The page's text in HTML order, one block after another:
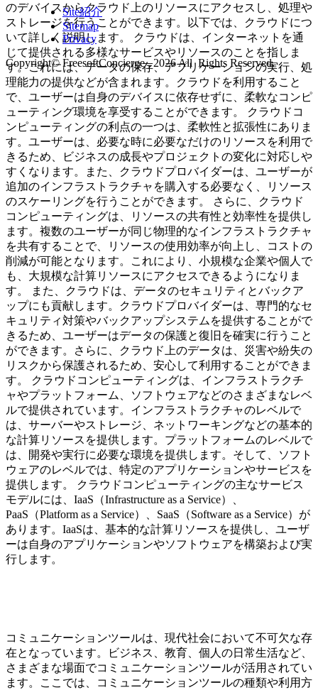
のデバイスからクラウド上のリソースにアクセスし、処理や
ストレージを行うことができます。以下では、クラウドにつ
いて詳しく説明します。 クラウドは、インターネットを通
じて提供される多様なサービスやリソースのことを指しま
す。これには、データの保存、アプリケーションの実行、処
理能力の提供などが含まれます。クラウドを利用すること
で、ユーザーは自身のデバイスに依存せずに、柔軟なコンピ
ューティング環境を享受することができます。 クラウドコ
ンピューティングの利点の一つは、柔軟性と拡張性にありま
す。ユーザーは、必要な時に必要なだけのリソースを利用で
きるため、ビジネスの成長やプロジェクトの変化に対応しや
すくなります。また、クラウドプロバイダーは、ユーザーが
追加のインフラストラクチャを購入する必要なく、リソース
のスケーリングを行うことができます。 さらに、クラウド
コンピューティングは、リソースの共有性と効率性を提供し
ます。複数のユーザーが同じ物理的なインフラストラクチャ
を共有することで、リソースの使用効率が向上し、コストの
削減が可能となります。これにより、小規模な企業や個人で
も、大規模な計算リソースにアクセスできるようになりま
す。 また、クラウドは、データのセキュリティとバックア
ップにも貢献します。クラウドプロバイダーは、専門的なセ
キュリティ対策やバックアップシステムを提供することがで
きるため、ユーザーはデータの保護と復旧を確実に行うこと
ができます。さらに、クラウド上のデータは、災害や紛失の
リスクから保護されるため、安心して利用することができま
す。 クラウドコンピューティングは、インフラストラクチ
ャやプラットフォーム、ソフトウェアなどのさまざまなレベ
ルで提供されています。インフラストラクチャのレベルで
は、サーバーやストレージ、ネットワーキングなどの基本的
な計算リソースを提供します。プラットフォームのレベルで
は、開発や実行に必要な環境を提供します。そして、ソフト
ウェアのレベルでは、特定のアプリケーションやサービスを
提供します。 クラウドコンピューティングの主なサービス
モデルには、IaaS（Infrastructure as a Service）、
PaaS（Platform as a Service）、SaaS（Software as a Service）が
あります。IaaSは、基本的な計算リソースを提供し、ユーザ
ーは自身のアプリケーションやソフトウェアを構築および実
行します。
コミュニケーションツールは、現代社会において不可欠な存
在となっています。ビジネス、教育、個人の日常生活など、
さまざまな場面でコミュニケーションツールが活用されてい
ます。ここでは、コミュニケーションツールの種類や利用方
Site紹介
Sitemap
Privacy
Copyright© FreesoftConcierge , 2026 All Rights Reserved.